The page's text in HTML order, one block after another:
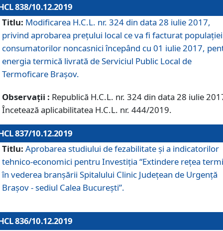
838/10.12.2019
Titlu: Modificarea H.C.L. nr. 324 din data 28 iulie 2017,
privind aprobarea preţului local ce va fi facturat
consumatorilor noncasnici începând cu 01 iulie 2017,
energia termică livrată de Serviciul Public Local de
Termoficare Braşov.
Observații : Republică H.C.L. nr. 324 din data 28 iulie
Încetează aplicabilitatea H.C.L. nr. 444/2019.
837/10.12.2019
Titlu: Aprobarea studiului de fezabilitate și a indicatorilor
tehnico-economici pentru Investiția “Extindere rețea
în vederea branșării Spitalului Clinic Județean de Urgență
Brașov - sediul Calea București”.
836/10.12.2019